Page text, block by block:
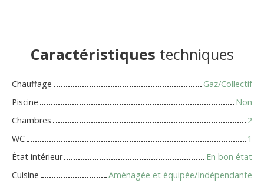
Caractéristiques techniques
Chauffage
Gaz/Collectif
Piscine
Non
Chambres
2
WC
1
État intérieur
En bon état
Cuisine
Aménagée et équipée/Indépendante